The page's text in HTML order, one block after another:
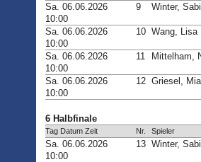
Sa. 06.06.2026
10:00
9 Winter,
Sa. 06.06.2026
10:00
10 Wang, Lisa
Sa. 06.06.2026
10:00
11 Mittelham,
Sa. 06.06.2026
10:00
12 Griesel, Mia
6 Halbfinale
Tag Datum Zeit Nr. Spieler
Sa. 06.06.2026
10:00
13 Winter,